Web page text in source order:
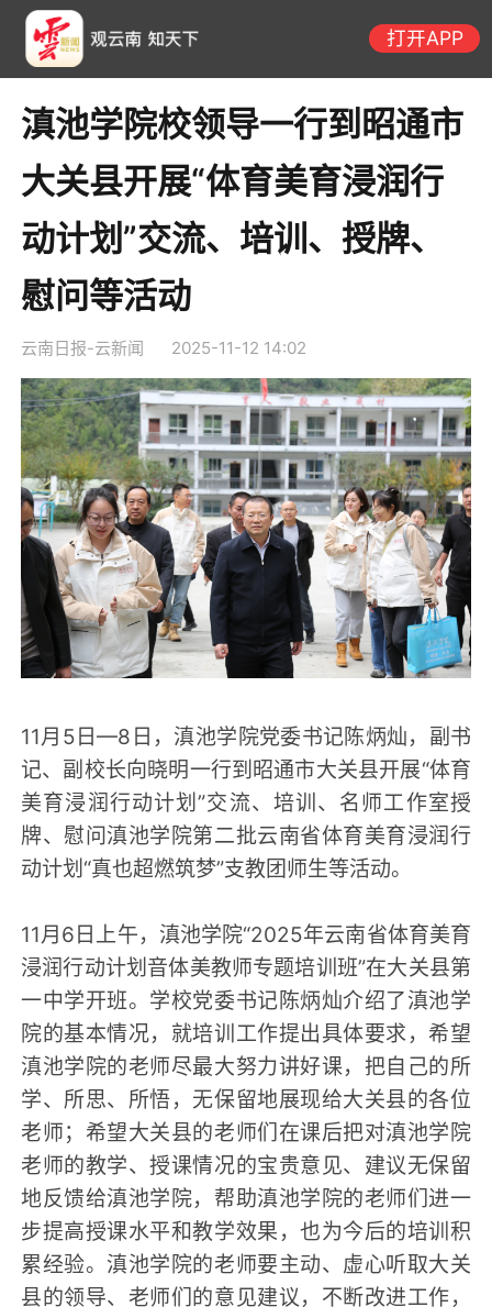
滇池学院校领导一行到昭通市
大关县开展“体育美育浸润行
动计划”交流、培训、授牌、
慰问等活动
云南日报-云新闻 2025-11-12 14:02
11月5日—8日，滇池学院党委书记陈炳灿，副书
记、副校长向晓明一行到昭通市大关县开展“体育
美育浸润行动计划”交流、培训、名师工作室授
牌、慰问滇池学院第二批云南省体育美育浸润行
动计划“真也超燃筑梦”支教团师生等活动。
11月6日上午，滇池学院“2025年云南省体育美育
浸润行动计划音体美教师专题培训班”在大关县第
一中学开班。学校党委书记陈炳灿介绍了滇池学
院的基本情况，就培训工作提出具体要求，希望
滇池学院的老师尽最大努力讲好课，把自己的所
学、所思、所悟，无保留地展现给大关县的各位
老师；希望大关县的老师们在课后把对滇池学院
老师的教学、授课情况的宝贵意见、建议无保留
地反馈给滇池学院，帮助滇池学院的老师们进一
步提高授课水平和教学效果，也为今后的培训积
累经验。滇池学院的老师要主动、虚心听取大关
县的领导、老师们的意见建议，不断改进工作，
打开APP